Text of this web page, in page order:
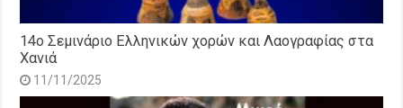
14o Σεμινάριο Ελληνικών χορών και Λαογραφίας στα
Χανιά
11/11/2025